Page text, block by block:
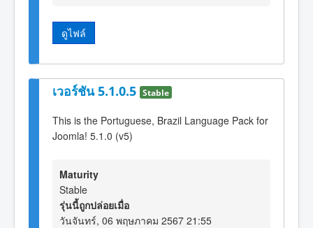
ดูไฟล์
เวอร์ชัน 5.1.0.5 Stable
This is the Portuguese, Brazil Language Pack for
Joomla! 5.1.0 (v5)
Maturity
Stable
รุ่นนี้ถูกปล่อยเมื่อ
วันจันทร์, 06 พฤษภาคม 2567 21:55